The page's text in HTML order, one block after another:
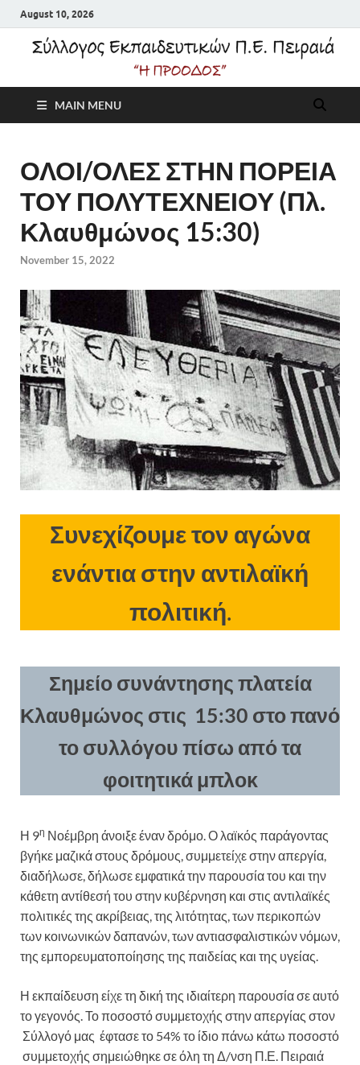
August 10, 2026
Σύλλογος
Εκπαιδευτικών Π.Ε.
Πειραιά "Η Πρόοδος"
MAIN MENU
ΟΛΟΙ/ΟΛΕΣ ΣΤΗΝ ΠΟΡΕΙΑ
ΤΟΥ ΠΟΛΥΤΕΧΝΕΙΟΥ (Πλ.
Κλαυθμώνος 15:30)
November 15, 2022
Συνεχίζουμε τον αγώνα
ενάντια στην αντιλαϊκή
πολιτική.
Σημείο συνάντησης πλατεία
Κλαυθμώνος στις 15:30 στο πανό
το συλλόγου πίσω από τα
φοιτητικά μπλοκ
Η 9η Νοέμβρη άνοιξε έναν δρόμο. Ο λαϊκός παράγοντας
βγήκε μαζικά στους δρόμους, συμμετείχε στην απεργία,
διαδήλωσε, δήλωσε εμφατικά την παρουσία του και την
κάθετη αντίθεσή του στην κυβέρνηση και στις αντιλαϊκές
πολιτικές της ακρίβειας, της λιτότητας, των περικοπών
των κοινωνικών δαπανών, των αντιασφαλιστικών νόμων,
της εμπορευματοποίησης της παιδείας και της υγείας.
Η εκπαίδευση είχε τη δική της ιδιαίτερη παρουσία σε αυτό
το γεγονός. Το ποσοστό συμμετοχής στην απεργίας στον
Σύλλογό μας έφτασε το 54% το ίδιο πάνω κάτω ποσοστό
συμμετοχής σημειώθηκε σε όλη τη Δ/νση Π.Ε. Πειραιά